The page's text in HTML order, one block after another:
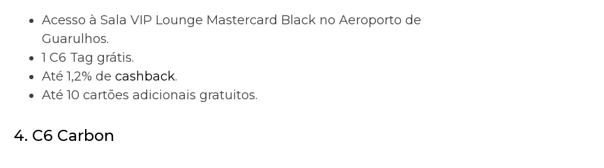
Acesso à Sala VIP Lounge Mastercard Black no Aeroporto de
Guarulhos.
1 C6 Tag grátis.
Até 1,2% de cashback.
Até 10 cartões adicionais gratuitos.
4. C6 Carbon